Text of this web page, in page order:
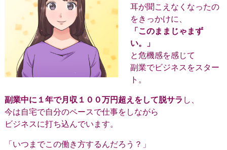
耳が聞こえなくなったの
をきっかけに、
「このままじゃまず
い。」
と危機感を感じて
副業でビジネスをスター
ト。
副業中に１年で月収１００万円超えをして脱サラ し、
今は自宅で自分のペースで仕事をしながら
ビジネスに打ち込んでいます。
「いつまでこの働き方するんだろう？」